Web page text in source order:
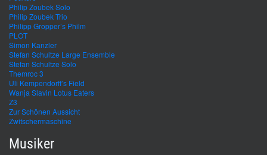
Philip Zoubek Solo
Philip Zoubek Trio
Philipp Gropper’s Philm
PLOT
Simon Kanzler
Stefan Schultze Large Ensemble
Stefan Schultze Solo
Themroc 3
Uli Kempendorff’s Field
Wanja Slavin Lotus Eaters
Z3
Zur Schönen Aussicht
Zwitschermaschine
Musiker